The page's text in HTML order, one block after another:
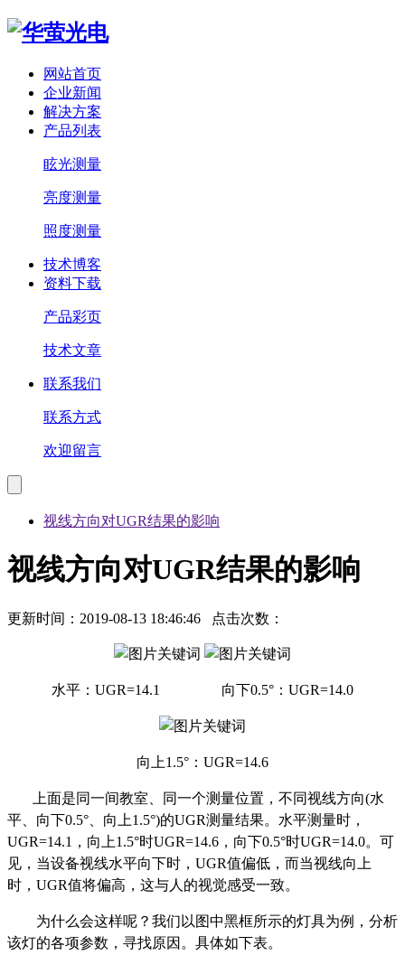
网站首页
企业新闻
解决方案
产品列表
眩光测量
亮度测量
照度测量
技术博客
资料下载
产品彩页
技术文章
联系我们
联系方式
欢迎留言
视线方向对UGR结果的影响
视线方向对UGR结果的影响
更新时间：2019-08-13 18:46:46 点击次数：
水平：UGR=14.1 向下0.5°：UGR=14.0
向上1.5°：UGR=14.6
上面是同一间教室、同一个测量位置，不同视线方向(水
平、向下0.5°、向上1.5°)的UGR测量结果。水平测量时，
UGR=14.1，向上1.5°时UGR=14.6，向下0.5°时UGR=14.0。可
见，当设备视线水平向下时，UGR值偏低，而当视线向上
时，UGR值将偏高，这与人的视觉感受一致。
为什么会这样呢？我们以图中黑框所示的灯具为例，分析
该灯的各项参数，寻找原因。具体如下表。